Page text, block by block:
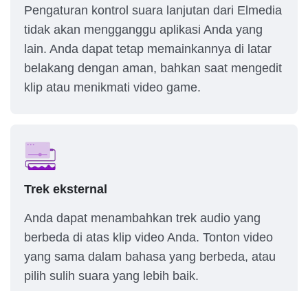
Pengaturan kontrol suara lanjutan dari Elmedia
tidak akan mengganggu aplikasi Anda yang
lain. Anda dapat tetap memainkannya di latar
belakang dengan aman, bahkan saat mengedit
klip atau menikmati video game.
Trek eksternal
Anda dapat menambahkan trek audio yang
berbeda di atas klip video Anda. Tonton video
yang sama dalam bahasa yang berbeda, atau
pilih sulih suara yang lebih baik.